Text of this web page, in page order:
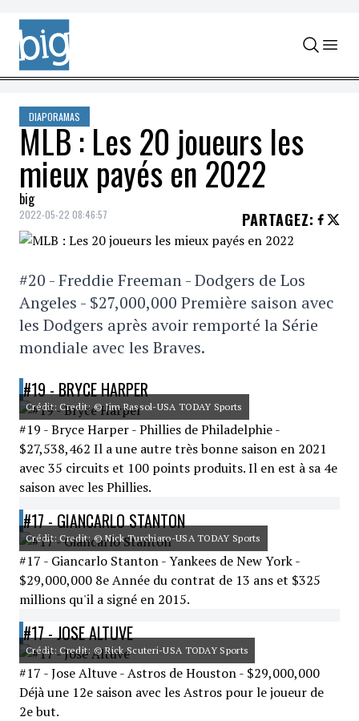
Skip to content
DIAPORAMAS
MLB : Les 20 joueurs les
mieux payés en 2022
big
2022-05-22 08:46:57 PARTAGEZ:
#20 - Freddie Freeman - Dodgers de Los
Angeles - $27,000,000 Première saison avec
les Dodgers après avoir remporté la Série
mondiale avec les Braves.
#19 - BRYCE HARPER
Crédit: Credit: © Jim Rassol-USA TODAY Sports
#19 - Bryce Harper - Phillies de Philadelphie -
$27,538,462 Il a une autre très bonne saison en 2021
avec 35 circuits et 100 points produits. Il en est à sa 4e
saison avec les Phillies.
#17 - GIANCARLO STANTON
Crédit: Credit: © Nick Turchiaro-USA TODAY Sports
#17 - Giancarlo Stanton - Yankees de New York -
$29,000,000 8e Année du contrat de 13 ans et $325
millions qu'il a signé en 2015.
#17 - JOSE ALTUVE
Crédit: Credit: © Rick Scuteri-USA TODAY Sports
#17 - Jose Altuve - Astros de Houston - $29,000,000
Déjà une 12e saison avec les Astros pour le joueur de
2e but.